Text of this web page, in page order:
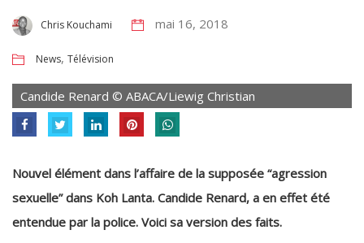
Chris Kouchami mai 16, 2018
News, Télévision
Candide Renard © ABACA/Liewig Christian
Nouvel élément dans l’affaire de la supposée “agression
sexuelle” dans Koh Lanta. Candide Renard, a en effet été
entendue par la police. Voici sa version des faits.